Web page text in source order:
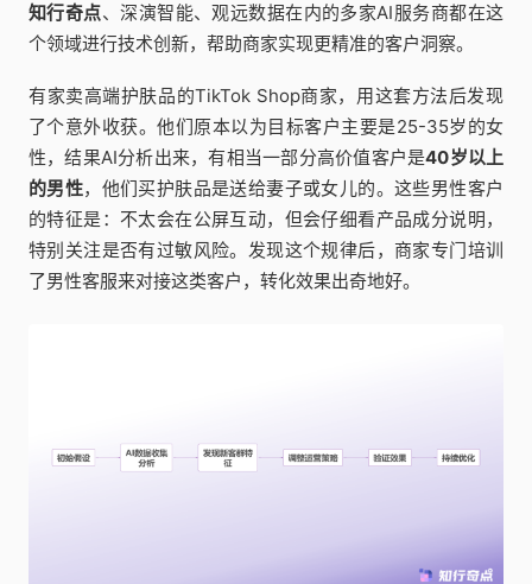
知行奇点、深演智能、观远数据在内的多家AI服务商都在这
个领域进行技术创新，帮助商家实现更精准的客户洞察。
有家卖高端护肤品的TikTok Shop商家，用这套方法后发现
了个意外收获。他们原本以为目标客户主要是25-35岁的女
性，结果AI分析出来，有相当一部分高价值客户是40岁以上
的男性，他们买护肤品是送给妻子或女儿的。这些男性客户
的特征是：不太会在公屏互动，但会仔细看产品成分说明，
特别关注是否有过敏风险。发现这个规律后，商家专门培训
了男性客服来对接这类客户，转化效果出奇地好。